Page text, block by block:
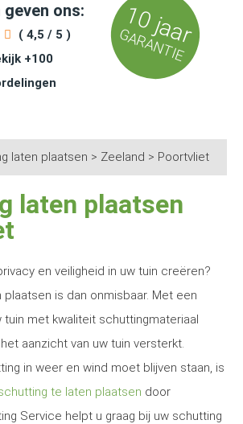
geven ons:
( 4,5 / 5 )
+100
10 jaar
GARANTIE
laten plaatsen > Zeeland > Poortvliet
laten plaatsen
en veiligheid in uw tuin creëren?
plaatsen is dan onmisbaar. Met een
met kwaliteit schuttingmateriaal
aanzicht van uw tuin versterkt.
in weer en wind moet blijven staan, is
te laten plaatsen door
Service helpt u graag bij uw schutting